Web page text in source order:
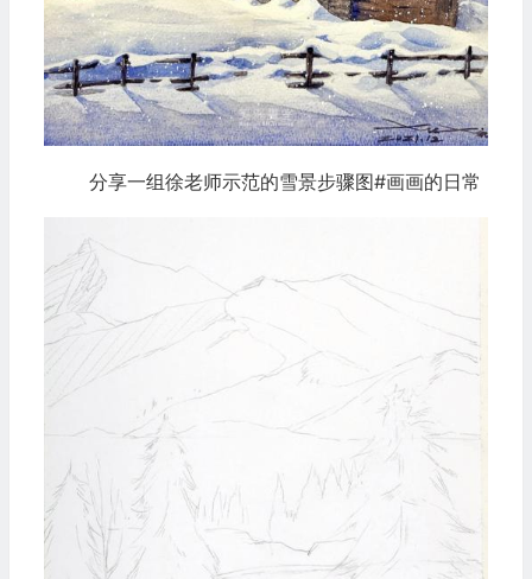
分享一组徐老师示范的雪景步骤图#画画的日常